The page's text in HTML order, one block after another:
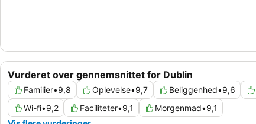
Vurderet over gennemsnittet for Dublin
Familier•9,8 Oplevelse•9,7 Beliggenhed•9,6
Wi-fi•9,2 Faciliteter•9,1 Morgenmad•9,1